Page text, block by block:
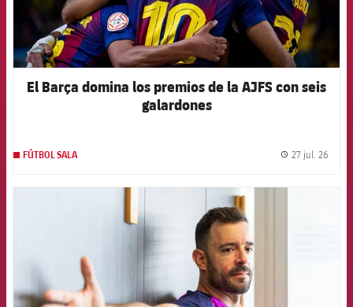
El Barça domina los premios de la AJFS con seis
galardones
FÚTBOL SALA 27 jul. 26
FCB Barcelona badge